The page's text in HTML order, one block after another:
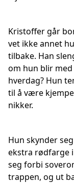
Kristoffer går
vet ikke annet
tilbake. Han
om hun blir med
hverdag? Hun
til å være
nikker.
Hun skynder
ekstra rødfarge
seg forbi
trappen, og ut